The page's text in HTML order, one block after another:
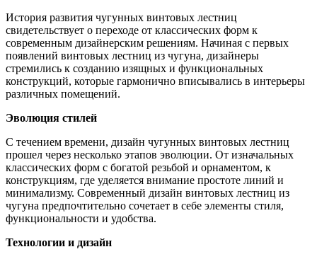
История развития чугунных винтовых лестниц
свидетельствует о переходе от классических форм к
современным дизайнерским решениям. Начиная с первых
появлений винтовых лестниц из чугуна, дизайнеры
стремились к созданию изящных и функциональных
конструкций, которые гармонично вписывались в интерьеры
различных помещений.
Эволюция стилей
С течением времени, дизайн чугунных винтовых лестниц
прошел через несколько этапов эволюции. От изначальных
классических форм с богатой резьбой и орнаментом, к
конструкциям, где уделяется внимание простоте линий и
минимализму. Современный дизайн винтовых лестниц из
чугуна предпочтительно сочетает в себе элементы стиля,
функциональности и удобства.
Технологии и дизайн